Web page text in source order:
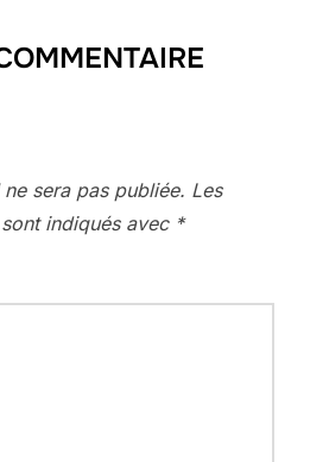
sera pas publiée. Les
indiqués avec *